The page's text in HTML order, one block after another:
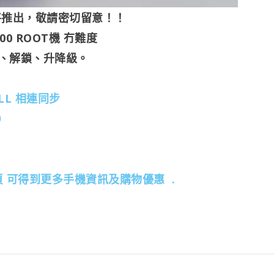
出，敬請密切留意！！
ROOT機 冇難度
解鎖、升降級。
相連同步
可得到更多手機資訊及購物優惠 .